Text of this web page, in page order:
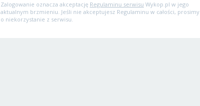
Zalogowanie oznacza akceptację Regulaminu serwisu Wykop.pl w jego
aktualnym brzmieniu. Jeśli nie akceptujesz Regulaminu w całości, prosimy
o niekorzystanie z serwisu.